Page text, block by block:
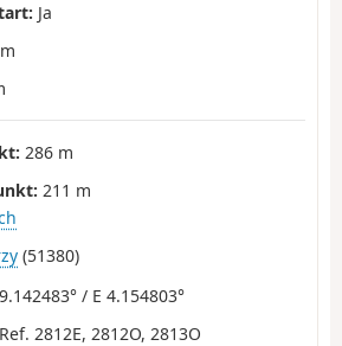
Ja
286 m
211 m
(51380)
/ E 4.154803°
Ref. 2812E, 2812O, 2813O